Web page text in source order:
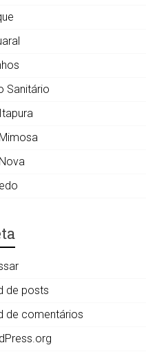
Sanitário
de posts
de comentários